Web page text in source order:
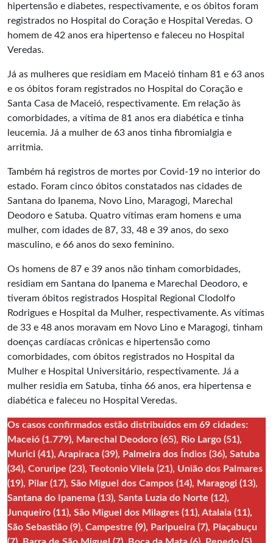
hipertensão e diabetes, respectivamente, e os óbitos foram
registrados no Hospital do Coração e Hospital Veredas. O
homem de 42 anos era hipertenso e faleceu no Hospital
Veredas.
Já as mulheres que residiam em Maceió tinham 81 e 63 anos
e os óbitos foram registrados no Hospital do Coração e
Santa Casa de Maceió, respectivamente. Em relação às
comorbidades, a vítima de 81 anos era diabética e tinha
leucemia. Já a mulher de 63 anos tinha fibromialgia e
arritmia.
Também há registros de mortes por Covid-19 no interior do
estado. Foram cinco óbitos constatados nas cidades de
Santana do Ipanema, Novo Lino, Maragogi, Marechal
Deodoro e Satuba. Quatro vítimas eram homens e uma
mulher, com idades de 87, 33, 48 e 39 anos, do sexo
masculino, e 66 anos do sexo feminino.
Os homens de 87 e 39 anos não tinham comorbidades,
residiam em Santana do Ipanema e Marechal Deodoro, e
tiveram óbitos registrados Hospital Regional Clodolfo
Rodrigues e Hospital da Mulher, respectivamente. As vítimas
de 33 e 48 anos moravam em Novo Lino e Maragogi, tinham
doenças cardíacas crônicas e hipertensão como
comorbidades, com óbitos registrados no Hospital da
Mulher e Hospital Universitário, respectivamente. Já a
mulher residia em Satuba, tinha 66 anos, era hipertensa e
diabética e faleceu no Hospital Veredas.
Os casos confirmados estão distribuídos em 69 cidades:
Maceió (1.779), Marechal Deodoro (65), Rio Largo (51),
Murici (41), Arapiraca (39), Palmeira dos Índios (36), Satuba
(34), Coruripe (23), Teotonio Vilela (21), União dos Palmares
(19), Pilar (17), São Miguel dos Campos (14), Maragogi (13),
Santana do Ipanema (13), Santa Luzia do Norte (12),
Junqueiro (11), São Miguel dos Milagres (11), Atalaia (11),
São Sebastião (9), Campestre (9), Paripueira (7), Piaçabuçu